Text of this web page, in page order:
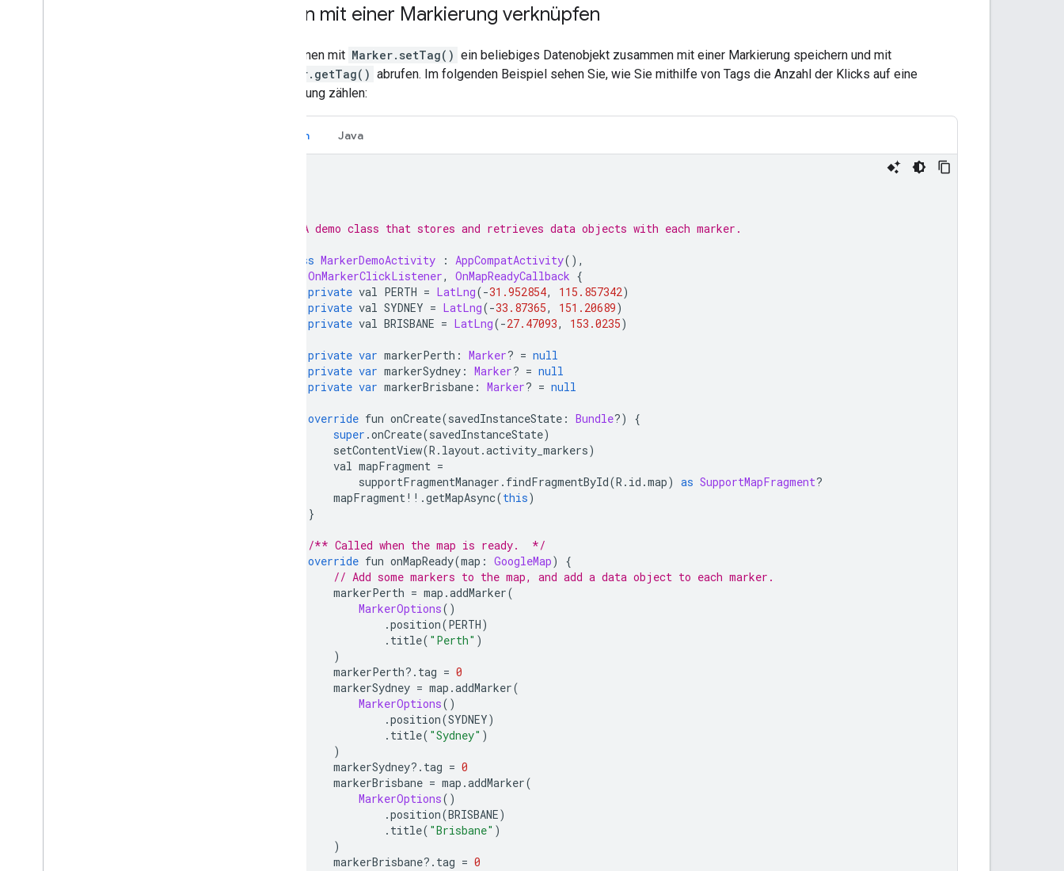
Daten mit einer Markierung verknüpfen
Sie können mit Marker.setTag() ein beliebiges Datenobjekt zusammen mit einer Markierung speichern und mit
Marker.getTag() abrufen. Im folgenden Beispiel sehen Sie, wie Sie mithilfe von Tags die Anzahl der Klicks auf eine
Markierung zählen:
Kotlin Java
* A demo class that stores and retrieves data objects with each marker.
class MarkerDemoActivity : AppCompatActivity(),
OnMarkerClickListener, OnMapReadyCallback {
private val PERTH = LatLng(-31.952854, 115.857342)
private val SYDNEY = LatLng(-33.87365, 151.20689)
private val BRISBANE = LatLng(-27.47093, 153.0235)
private var markerPerth : Marker? = null
private var markerSydney : Marker? = null
private var markerBrisbane : Marker? = null
override fun onCreate(savedInstanceState : Bundle?)
{
super .onCreate(savedInstanceState)
setContentView(R . layout.activity_markers)
val mapFragment =
supportFragmentManager . findFragmentById(R . id .map) as SupportMapFragment?
mapFragment!!.getMapAsync(this)
}
/** Called when the map is ready.  */
override fun onMapReady(map : GoogleMap)
{
// Add some markers to the map, and add a data object to each marker.
markerPerth = map .addMarker(
MarkerOptions()
.position(PERTH)
. title( "Perth" )
)
markerPerth?. tag = 0
markerSydney = map .addMarker(
MarkerOptions()
.position(SYDNEY)
. title( "Sydney" )
)
markerSydney?. tag = 0
markerBrisbane = map .addMarker(
MarkerOptions()
.position(BRISBANE)
. title( "Brisbane" )
)
markerBrisbane?. tag = 0